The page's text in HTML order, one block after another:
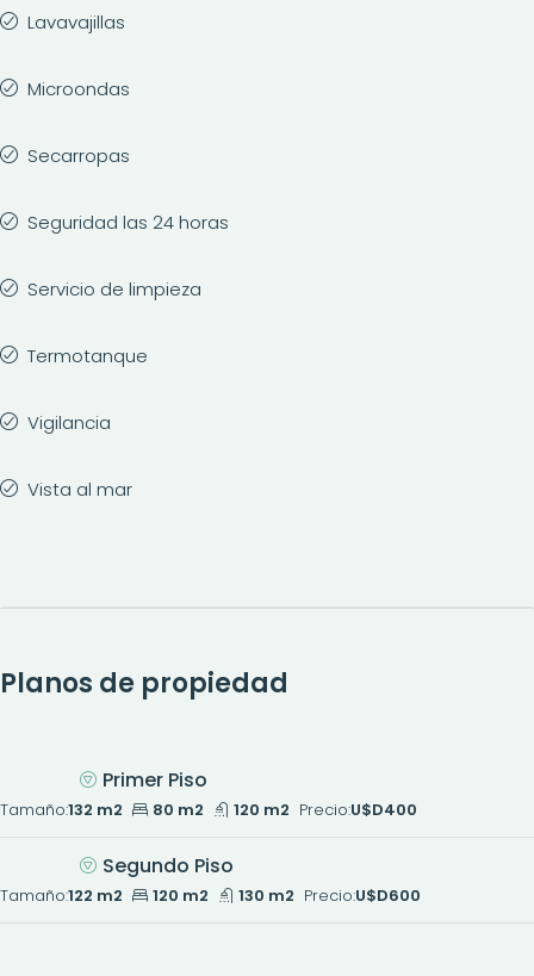
Lavavajillas
Microondas
Secarropas
Seguridad las 24 horas
Servicio de limpieza
Termotanque
Vigilancia
Vista al mar
Planos de propiedad
Primer Piso
Tamaño:132 m2 80 m2 120 m2 Precio:U$D400
Segundo Piso
Tamaño:122 m2 120 m2 130 m2 Precio:U$D600